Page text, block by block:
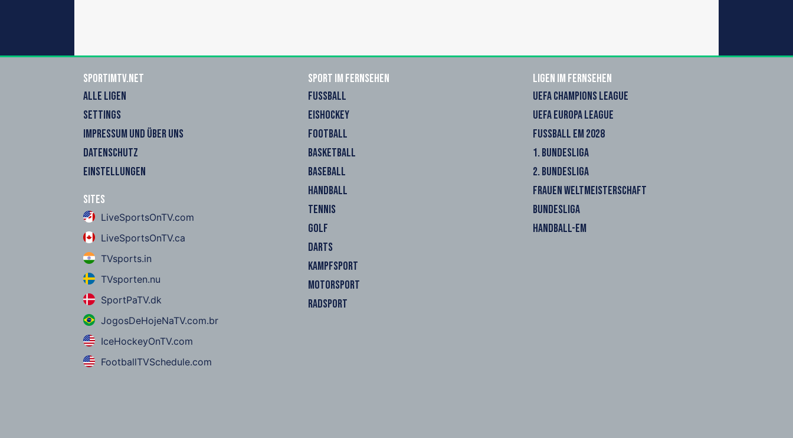
sportimtv.net
ALLE LIGEN
SETTINGS
IMPRESSUM UND ÜBER UNS
DATENSCHUTZ
EINSTELLUNGEN
Sites
LiveSportsOnTV.com
LiveSportsOnTV.ca
TVsports.in
TVsporten.nu
SportPaTV.dk
JogosDeHojeNaTV.com.br
IceHockeyOnTV.com
FootballTVSchedule.com
Sport im Fernsehen
FUSSBALL
EISHOCKEY
FOOTBALL
BASKETBALL
BASEBALL
HANDBALL
TENNIS
GOLF
DARTS
KAMPFSPORT
MOTORSPORT
RADSPORT
Ligen im Fernsehen
UEFA CHAMPIONS LEAGUE
UEFA EUROPA LEAGUE
FUSSBALL EM 2028
1. BUNDESLIGA
2. BUNDESLIGA
FRAUEN WELTMEISTERSCHAFT
BUNDESLIGA
HANDBALL-EM